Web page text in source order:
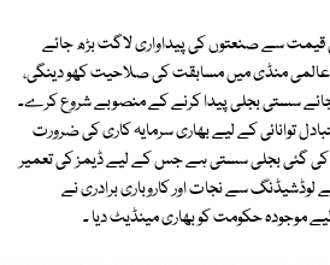
کی قیمت سے صنعتوں کی پیداواری لاگت بڑھ جائے
منڈی میں مسابقت کی صلاحیت کھو دینگی،
سستی بجلی پیدا کرنے کے منصوبے شروع کرے۔
توانائی کے لیے بھاری سرمایہ کاری کی ضرورت
گئی بجلی سستی ہے جس کے لیے ڈیمز کی تعمیر
لوڈشیڈنگ سے نجات اور کاروباری برادری نے
موجودہ حکومت کو بھاری مینڈیٹ دیا ۔